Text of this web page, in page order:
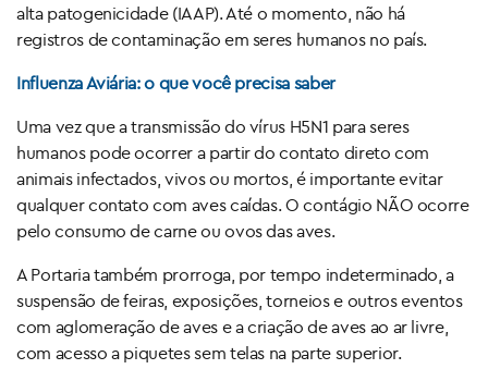
alta patogenicidade (IAAP). Até o momento, não há
registros de contaminação em seres humanos no país.
Influenza Aviária: o que você precisa saber
Uma vez que a transmissão do vírus H5N1 para seres
humanos pode ocorrer a partir do contato direto com
animais infectados, vivos ou mortos, é importante evitar
qualquer contato com aves caídas. O contágio NÃO ocorre
pelo consumo de carne ou ovos das aves.
A Portaria também prorroga, por tempo indeterminado, a
suspensão de feiras, exposições, torneios e outros eventos
com aglomeração de aves e a criação de aves ao ar livre,
com acesso a piquetes sem telas na parte superior.